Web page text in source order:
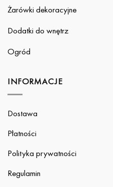
Żarówki dekoracyjne
Dodatki do wnętrz
Ogród
INFORMACJE
Dostawa
Płatności
Polityka prywatności
Regulamin